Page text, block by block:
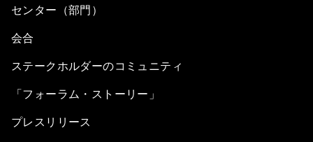
センター（部門）
会合
ステークホルダーのコミュニティ
「フォーラム・ストーリー」
プレスリリース